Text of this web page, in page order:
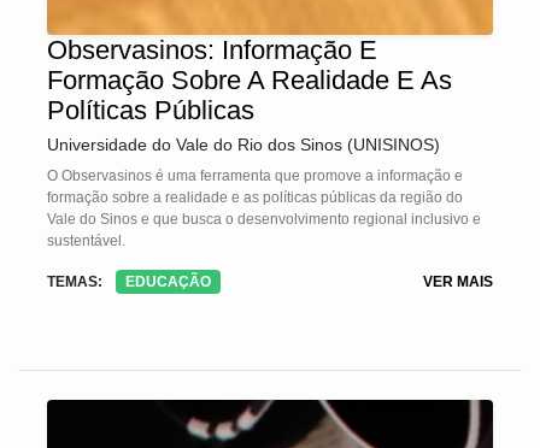
Observasinos: Informação E
Formação Sobre A Realidade E As
Políticas Públicas
Universidade do Vale do Rio dos Sinos (UNISINOS)
O Observasinos é uma ferramenta que promove a informação e
formação sobre a realidade e as políticas públicas da região do
Vale do Sinos e que busca o desenvolvimento regional inclusivo e
sustentável.
TEMAS: EDUCAÇÃO VER MAIS